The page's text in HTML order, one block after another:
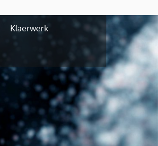
Klaerwerk